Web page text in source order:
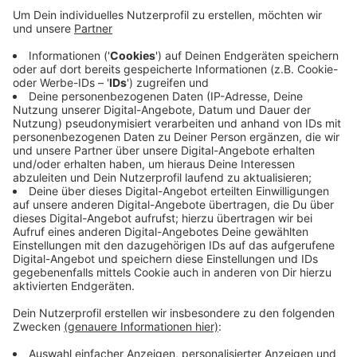
Anzeige
Kleinere Waldwiesen und einige hundert Meter
Waldrand werden dafür aktuell aufgewertet. Es sollen
zum Beispiel Hohlräume und damit Katzenverstecke
geschaffen werden, sagt der Leiter des
Forstamtsbezirkes Siebengebirge. Heute leben schon
wieder Wildkatzen im Kottenforst oder im Arnsberger
Wald. Die Eifel ist sogar ein Verbreitungsschwerpunkt.
Anzeige